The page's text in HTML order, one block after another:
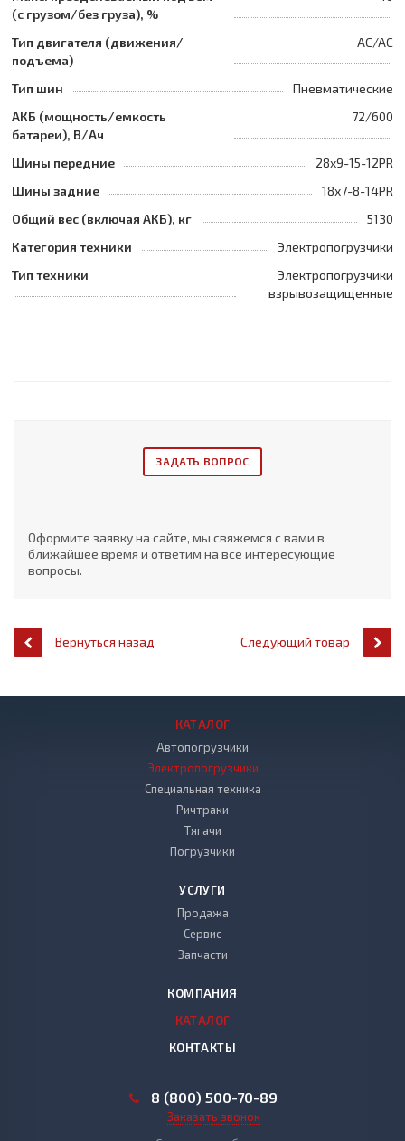
(с грузом/без груза), %
Тип двигателя (движения/
подъема)
AC/AC
Тип шин
Пневматические
АКБ (мощность/емкость
батареи), В/Ач
72/600
Шины передние
28x9-15-12PR
Шины задние
18x7-8-14PR
Общий вес (включая АКБ), кг
5130
Категория техники
Электропогрузчики
Тип техники
Электропогрузчики
взрывозащищенные
ЗАДАТЬ ВОПРОС
Оформите заявку на сайте, мы свяжемся с вами в
ближайшее время и ответим на все интересующие
вопросы.
Вернуться назад Следующий товар
КАТАЛОГ
Автопогрузчики
Электропогрузчики
Специальная техника
Ричтраки
Тягачи
Погрузчики
УСЛУГИ
Продажа
Сервис
Запчасти
КОМПАНИЯ
КАТАЛОГ
КОНТАКТЫ
8 (800) 500-70-89
Заказать звонок